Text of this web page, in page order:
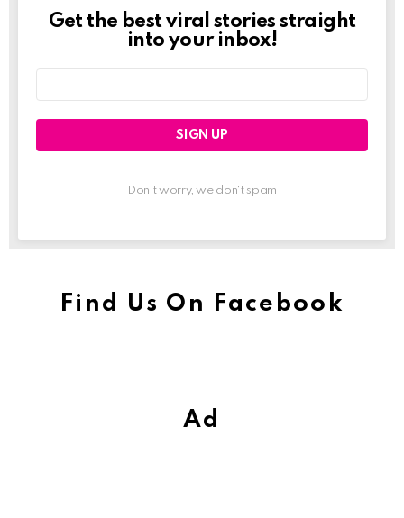
Newslett
Get the best viral stories straight
into your inbox!
Don't worry, we don't spam
Find Us On Facebook
Ad